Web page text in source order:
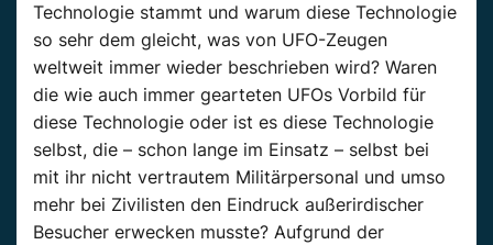
Technologie stammt und warum diese Technologie
so sehr dem gleicht, was von UFO-Zeugen
weltweit immer wieder beschrieben wird? Waren
die wie auch immer gearteten UFOs Vorbild für
diese Technologie oder ist es diese Technologie
selbst, die – schon lange im Einsatz – selbst bei
mit ihr nicht vertrautem Militärpersonal und umso
mehr bei Zivilisten den Eindruck außerirdischer
Besucher erwecken musste? Aufgrund der